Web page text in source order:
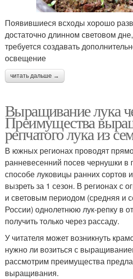
Появившиеся всходы хорошо
достаточно длинном световом
требуется создавать
освещение
читать дальше →
Выращивание лука
Преимущества
репчатого лука из
В южных регионах проводят
ранневесенний посев чернушки в
способе луковицы ранних сортов
вызреть за 1 сезон. В регионах с
и световым периодом (средняя и
России) однолетнюю лук-репку в
получить только через рассаду.
У читателя может возникнуть
нужно ли возиться с
рассмотрим преимущества
выращивания.